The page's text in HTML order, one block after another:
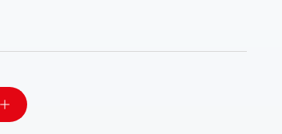
Ajouter
personnes